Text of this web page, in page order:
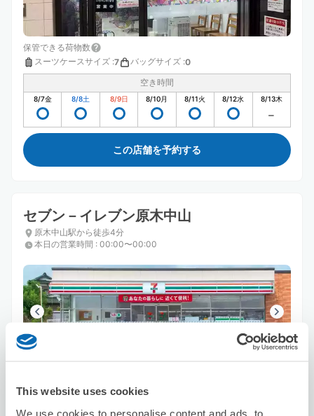
This website uses cookies
We use cookies to personalise content and ads, to
保管できる荷物数
スーツケースサイズ :7 バッグサイズ :0
空き時間
8/7金 8/8土 8/9日 8/10月 8/11火 8/12水 8/13木
この店舗を予約する
セブン－イレブン原木中山
原木中山駅から徒歩4分
本日の営業時間 : 00:00〜00:00